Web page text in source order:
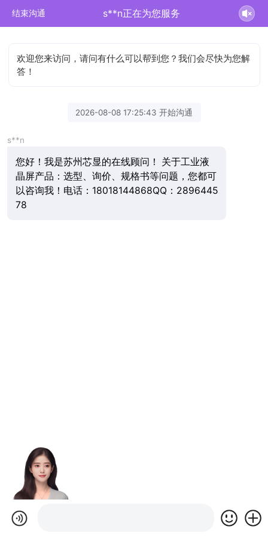
结束沟通 s**n正在为您服务
欢迎您来访问，请问有什么可以帮到您？我们会尽快为您解
答！
2026-08-08 17:25:43 开始沟通
s**n
您好！我是苏州芯显的在线顾问！ 关于工业液
晶屏产品：选型、询价、规格书等问题，您都可
以咨询我！电话：18018144868QQ：2896445
78